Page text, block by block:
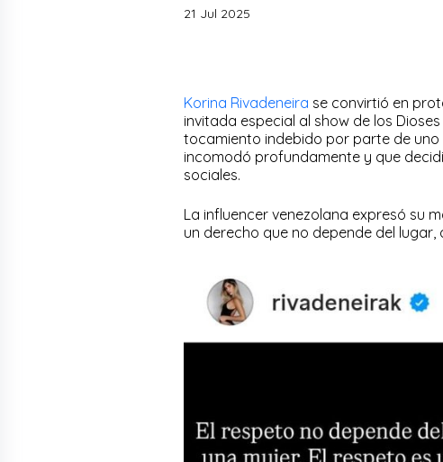
21 Jul 2025
Korina Rivadeneira se convirtió en
invitada especial al show de los
tocamiento indebido por parte de
incomodó profundamente y que
sociales.
La influencer venezolana expresó su
un derecho que no depende del lugar,